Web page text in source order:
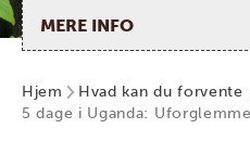
Vælg side
Hjem
Hvad kan du forvente
5 dage i Uganda: